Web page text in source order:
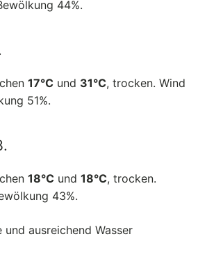
44%.
17°C und 31°C, trocken. Wind
51%.
18°C und 18°C, trocken.
43%.
und ausreichend Wasser